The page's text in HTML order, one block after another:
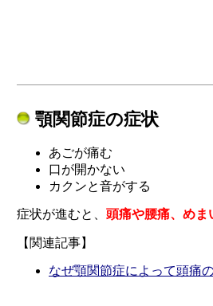
顎関節症の症状
あごが痛む
口が開かない
カクンと音がする
症状が進むと、 頭痛や腰痛、めま
【関連記事】
なぜ顎関節症によって頭痛